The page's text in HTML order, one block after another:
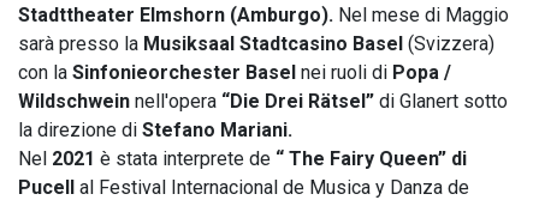
Stadttheater Elmshorn (Amburgo). Nel mese di Maggio
sarà presso la Musiksaal Stadtcasino Basel (Svizzera)
con la Sinfonieorchester Basel nei ruoli di Popa /
Wildschwein nell'opera “Die Drei Rätsel” di Glanert sotto
la direzione di Stefano Mariani.
Nel 2021 è stata interprete de “ The Fairy Queen” di
Pucell al Festival Internacional de Musica y Danza de